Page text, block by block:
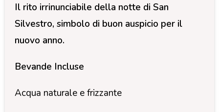
Il rito irrinunciabile della notte di San
Silvestro, simbolo di buon auspicio per il
nuovo anno.
Bevande Incluse
Acqua naturale e frizzante